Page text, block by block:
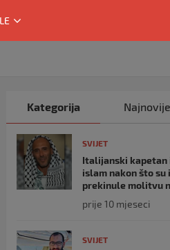
Kategorija Najnovije
SVIJET
Italijanski kapetan
islam nakon što su
prekinule molitvu
prije 10 mjeseci
SVIJET